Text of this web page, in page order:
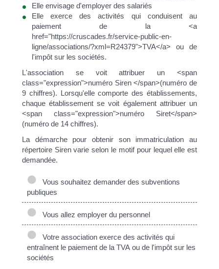
Elle envisage d'employer des salariés
Elle exerce des activités qui conduisent au
paiement de la <a
href="https://cruscades.fr/service-public-en-
ligne/associations/?xml=R24379">TVA</a> ou de
l'impôt sur les sociétés.
L'association se voit attribuer un <span
class="expression">numéro Siren </span>(numéro de
9 chiffres). Lorsqu'elle comporte des établissements,
chaque établissement se voit également attribuer un
<span class="expression">numéro Siret</span>
(numéro de 14 chiffres).
La démarche pour obtenir son immatriculation au
répertoire Siren varie selon le motif pour lequel elle est
demandée.
Vous souhaitez demander des subventions
publiques
Vous allez employer du personnel
Votre association exerce des activités qui
entraînent le paiement de la TVA ou de l'impôt sur les
sociétés